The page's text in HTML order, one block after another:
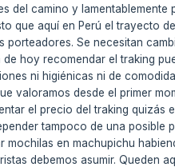
del camino y lamentablemente
que aquí en Perú el trayecto
Se necesitan
hoy recomendar el traking
ni higiénicas ni de
valoramos desde el primer
el precio del traking quizás
tampoco de una posible
mochilas en machupichu
debemos asumir. Queden